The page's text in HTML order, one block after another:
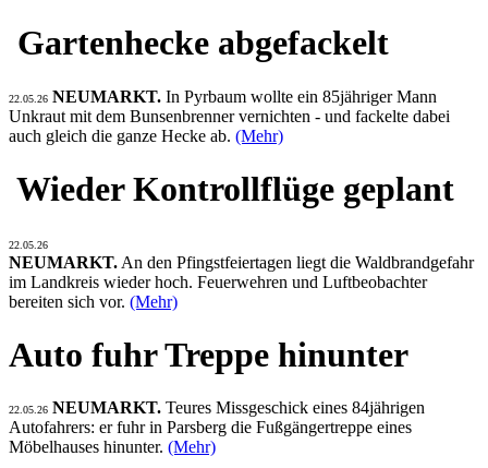
Gartenhecke abgefackelt
22.05.26 NEUMARKT. In Pyrbaum wollte ein 85jähriger Mann
Unkraut mit dem Bunsenbrenner vernichten - und fackelte dabei
auch gleich die ganze Hecke ab. (Mehr)
Wieder Kontrollflüge geplant
22.05.26
NEUMARKT. An den Pfingstfeiertagen liegt die Waldbrandgefahr
im Landkreis wieder hoch. Feuerwehren und Luftbeobachter
bereiten sich vor. (Mehr)
Auto fuhr Treppe hinunter
22.05.26 NEUMARKT. Teures Missgeschick eines 84jährigen
Autofahrers: er fuhr in Parsberg die Fußgängertreppe eines
Möbelhauses hinunter. (Mehr)